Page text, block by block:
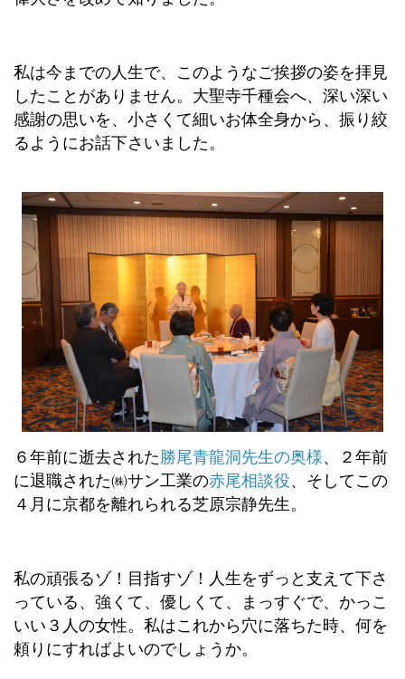
私は今までの人生で、このようなご挨拶の姿を拝見
したことがありません。大聖寺千種会へ、深い深い
感謝の思いを、小さくて細いお体全身から、振り絞
るようにお話下さいました。
６年前に逝去された勝尾青龍洞先生の奥様、２年前
に退職された㈱サン工業の赤尾相談役、そしてこの
４月に京都を離れられる芝原宗静先生。
私の頑張るゾ！目指すゾ！人生をずっと支えて下さ
っている、強くて、優しくて、まっすぐで、かっこ
いい３人の女性。私はこれから穴に落ちた時、何を
頼りにすればよいのでしょうか。